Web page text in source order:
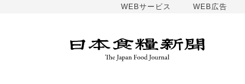
WEBサービス WEB広告